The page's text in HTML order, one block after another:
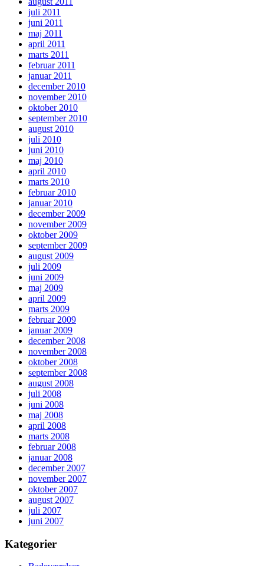
juli 2011
juni 2011
maj 2011
april 2011
marts 2011
februar 2011
januar 2011
december 2010
november 2010
oktober 2010
september 2010
august 2010
juli 2010
juni 2010
maj 2010
april 2010
marts 2010
februar 2010
januar 2010
december 2009
november 2009
oktober 2009
september 2009
august 2009
juli 2009
juni 2009
maj 2009
april 2009
marts 2009
februar 2009
januar 2009
december 2008
november 2008
oktober 2008
september 2008
august 2008
juli 2008
juni 2008
maj 2008
april 2008
marts 2008
februar 2008
januar 2008
december 2007
november 2007
oktober 2007
august 2007
juli 2007
juni 2007
Kategorier